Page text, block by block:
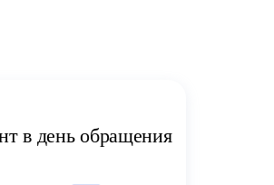
в день обращения